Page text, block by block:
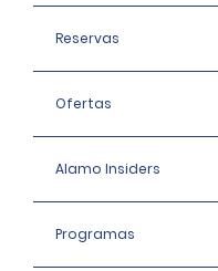
Reservas
Ofertas
Alamo Insiders
Programas